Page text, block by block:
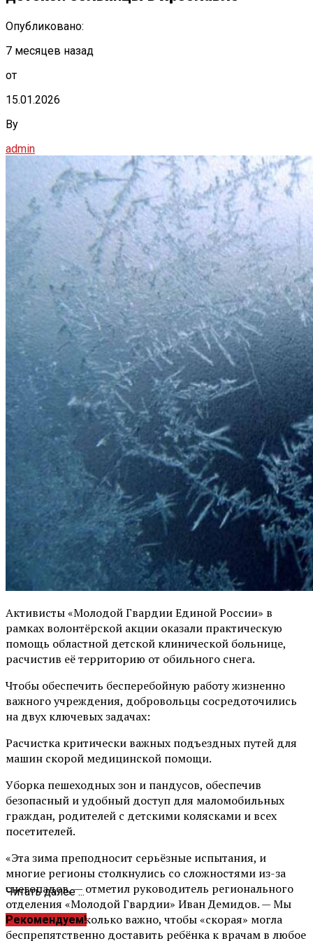
Опубликовано:
7 месяцев назад
от
15.01.2026
By
admin
Активисты «Молодой Гвардии Единой России» в
рамках волонтёрской акции оказали практическую
помощь областной детской клинической больнице,
расчистив её территорию от обильного снега.
Чтобы обеспечить бесперебойную работу жизненно
важного учреждения, добровольцы сосредоточились
на двух ключевых задачах:
Расчистка критически важных подъездных путей для
машин скорой медицинской помощи.
Уборка пешеходных зон и пандусов, обеспечив
безопасный и удобный доступ для маломобильных
граждан, родителей с детскими колясками и всех
посетителей.
«Эта зима преподносит серьёзные испытания, и
многие регионы столкнулись со сложностями из-за
снегопадов, — отметил руководитель регионального
отделения «Молодой Гвардии» Иван Демидов. — Мы
понимаем, насколько важно, чтобы «скорая» могла
беспрепятственно доставить ребёнка к врачам в любое
Читать далее ...
Рекомендуем!